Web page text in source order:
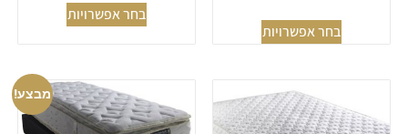
בחר אפשרויות
בחר אפשרויות
מבצע!